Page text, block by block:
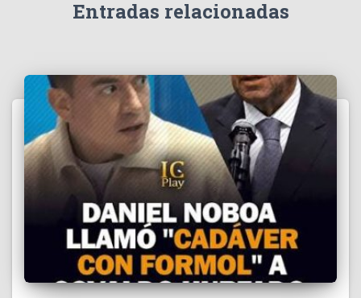
Entradas relacionadas